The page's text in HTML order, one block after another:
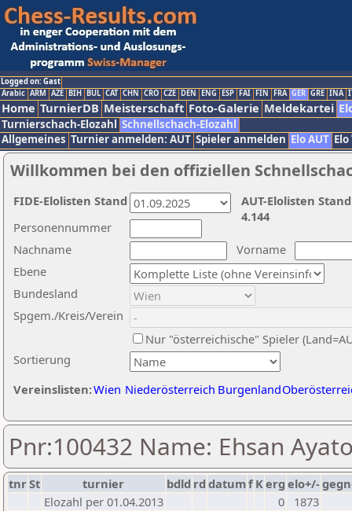
Logged on: Gast
Arabic ARM AZE BIH BUL CAT CHN CRO CZE DEN ENG ESP FAI FIN FRA GER GRE INA
Home TurnierDB Meisterschaft Foto-Galerie Meldekartei
Turnierschach-Elozahl Schnellschach-Elozahl
Allgemeines Turnier anmelden: AUT Spieler anmelden Elo AUT
Willkommen bei den offiziellen
Nachname
Vorname
Ebene
Sortierung
Personennummer
Bundesland
Spgem./Kreis/Verein
Nur "österreichische" Spieler
Vereinslisten:Wien Niederösterreich Burgenland
AUT-Elolisten
4.144
FIDE-Elolisten Stand
Pnr:100432 Name: Ehsan
tnrSt turnier bdld rd datumf Kerg elo+/-
Elozahl per 01.04.2013
0
1873